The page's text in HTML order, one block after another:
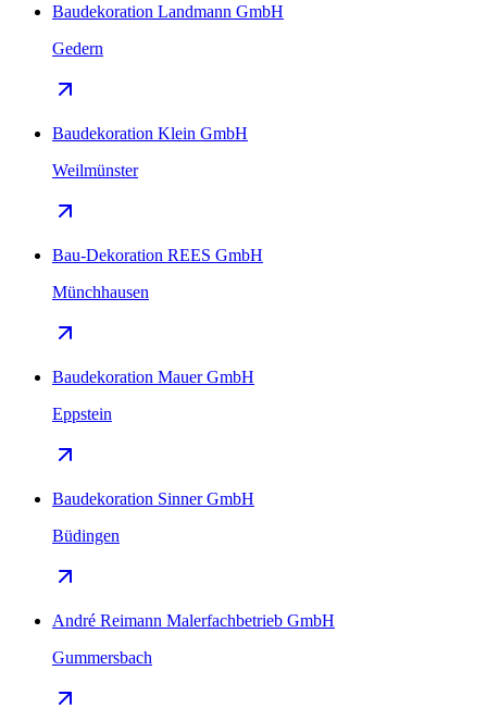
Baudekoration Landmann GmbH
Gedern
Baudekoration Klein GmbH
Weilmünster
Bau-Dekoration REES GmbH
Münchhausen
Baudekoration Mauer GmbH
Eppstein
Baudekoration Sinner GmbH
Büdingen
André Reimann Malerfachbetrieb GmbH
Gummersbach